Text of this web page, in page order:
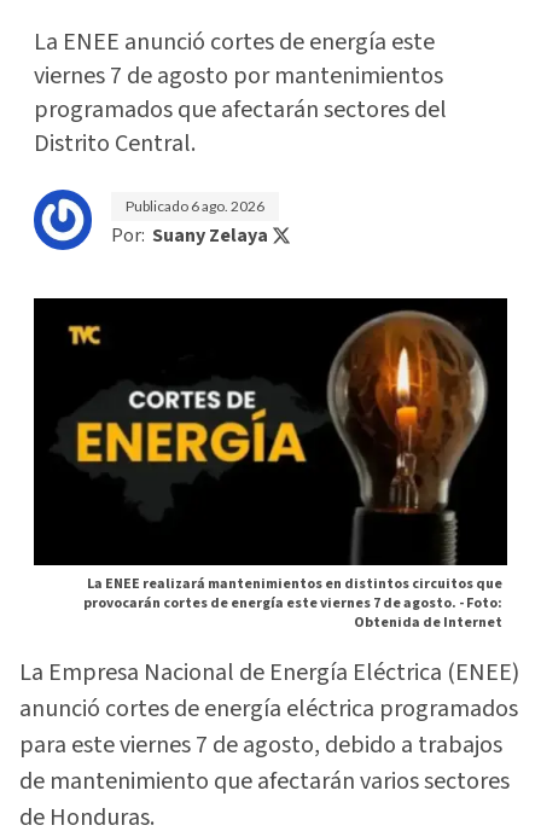
La ENEE anunció cortes de energía este
viernes 7 de agosto por mantenimientos
programados que afectarán sectores del
Distrito Central.
Publicado 6 ago. 2026
Por: Suany Zelaya
La ENEE realizará mantenimientos en distintos circuitos que
provocarán cortes de energía este viernes 7 de agosto. -Foto:
Obtenida de Internet
La Empresa Nacional de Energía Eléctrica (ENEE)
anunció cortes de energía eléctrica programados
para este viernes 7 de agosto, debido a trabajos
de mantenimiento que afectarán varios sectores
de Honduras.